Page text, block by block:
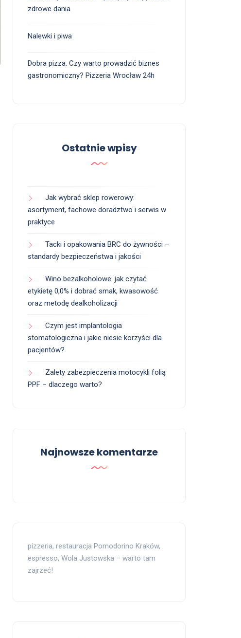
zdrowe dania
Nalewki i piwa
Dobra pizza. Czy warto prowadzić biznes
gastronomiczny? Pizzeria Wrocław 24h
Ostatnie wpisy
Jak wybrać sklep rowerowy:
asortyment, fachowe doradztwo i serwis w
praktyce
Tacki i opakowania BRC do żywności –
standardy bezpieczeństwa i jakości
Wino bezalkoholowe: jak czytać
etykietę 0,0% i dobrać smak, kwasowość
oraz metodę dealkoholizacji
Czym jest implantologia
stomatologiczna i jakie niesie korzyści dla
pacjentów?
Zalety zabezpieczenia motocykli folią
PPF – dlaczego warto?
Najnowsze komentarze
pizzeria, restauracja Pomodorino Kraków,
espresso, Wola Justowska – warto tam
zajrzeć!